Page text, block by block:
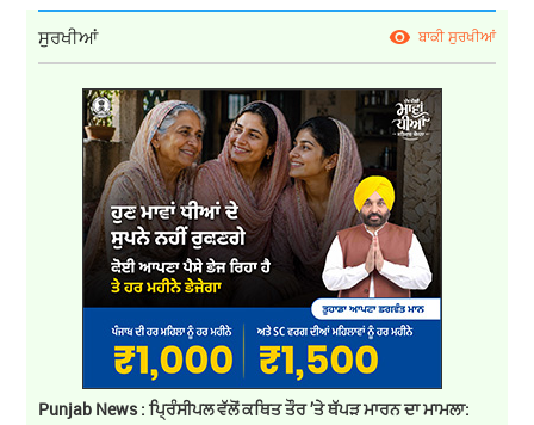
ਸੁਰਖੀਆਂ ਬਾਕੀ ਸੁਰਖੀਆਂ
Punjab News : ਪ੍ਰਿੰਸੀਪਲ ਵੱਲੋਂ ਕਥਿਤ ਤੌਰ ’ਤੇ ਥੱਪੜ ਮਾਰਨ ਦਾ ਮਾਮਲਾ: